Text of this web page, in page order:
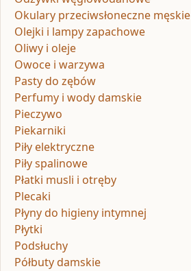
Okulary przeciwsłoneczne męskie
Olejki i lampy zapachowe
Oliwy i oleje
Owoce i warzywa
Pasty do zębów
Perfumy i wody damskie
Pieczywo
Piekarniki
Piły elektryczne
Piły spalinowe
Płatki musli i otręby
Plecaki
Płyny do higieny intymnej
Płytki
Podsłuchy
Półbuty damskie